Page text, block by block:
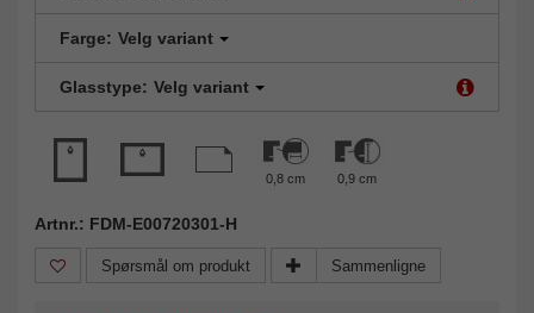
Farge: Velg variant
Glasstype: Velg variant
0,8 cm 0,9 cm
Artnr.: FDM-E00720301-H
Spørsmål om produkt Sammenligne